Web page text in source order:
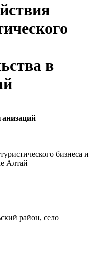
в
бизнеса и
Алтай
район, село